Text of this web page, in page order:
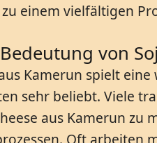
einem vielfältigen
von
Kamerun spielt
sehr beliebt. Viele
aus Kamerun